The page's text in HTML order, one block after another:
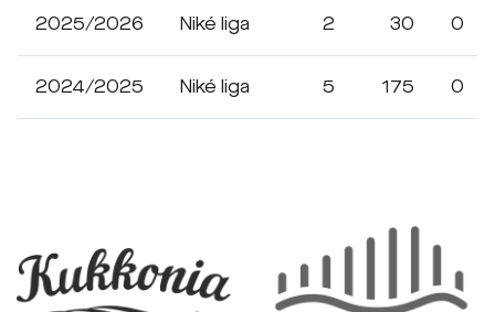
2025/2026 Niké liga 2 30 0
2024/2025 Niké liga 5 175 0